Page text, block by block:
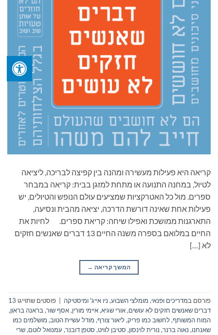
קריאה היא פעילות מעשירה ומהנה בין קפיצה לבריכה, ליציאה
לטיול, במחנה התנועה או מתחת למזגן בבית: קריאה במבחר
ספרים. מול כל האטרקציות שמציעים עולם הנופש והטיולים, יש
פעילות אחת שאינה דורשת הדרכה, יציאה מהבית ונסיעה,
התארגנות ממושכת ואפילו שיחה: קריאת ספרים. לחיות את
החיים במלואם בספרה משנה החיים 13 דברים שאנשים חזקים
לא […]
המשך קריאה →
פורסם במדריכים ופנאי, מומלצי השבוע, ניו אייג' ומיסטיקה פוסטים שתוייגו 13
דברים שאנשים חזקים לא עושים,אורי שגיא,איימי מורין,אסף שור,בראנה בראון,
המוח המשותף,לחשוב כמו פריק,ליאור צורף, מודל עשיית הטוב, מושלמים כמו
שאנחנו, נאוה ברנר, נורית לוינסון, סטיבן לוויט, סטפן דובנר, עמנואל לוטם,שרי